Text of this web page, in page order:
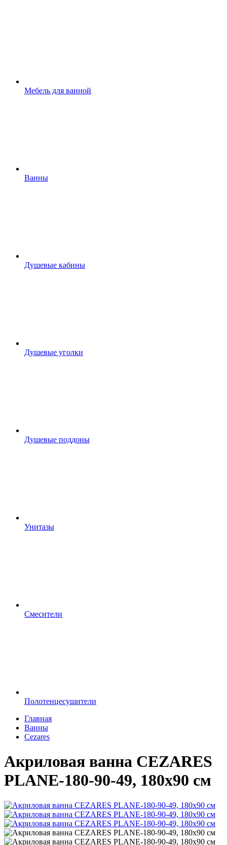
Мебель для ванной
Ванны
Душевые кабины
Душевые уголки
Душевые поддоны
Унитазы
Смесители
Полотенцесушители
Главная
Ванны
Cezares
Акриловая ванна CEZARES
PLANE-180-90-49, 180х90 см